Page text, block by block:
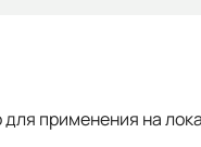
применения на